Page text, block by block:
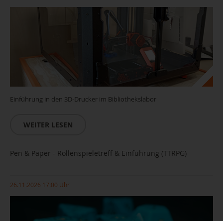
Einführung in den 3D-Drucker im Bibliothekslabor
WEITER LESEN
Pen & Paper - Rollenspieletreff & Einführung (TTRPG)
26.11.2026 17:00 Uhr